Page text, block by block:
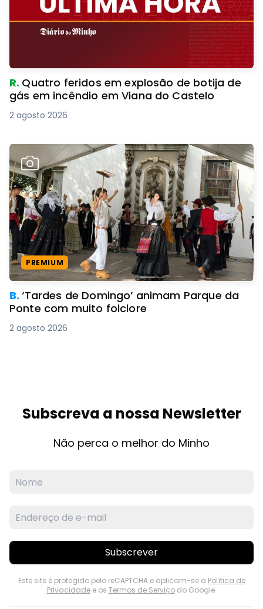
R. Quatro feridos em explosão de botija de
gás em incêndio em Viana do Castelo
2 agosto 2026
PREMIUM
B.‘Tardes de Domingo’ animam Parque da
Ponte com muito folclore
2 agosto 2026
Subscreva a nossa Newsletter
Não perca o melhor do Minho
Subscrever
Este site é protegido pelo reCAPTCHA e aplicam-se a Política de
Privacidadee os Termos de Serviçodo Google.